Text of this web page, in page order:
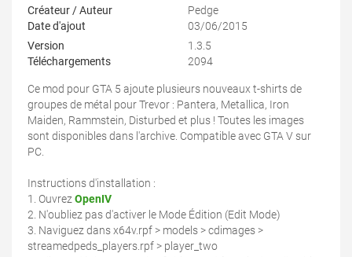
Créateur / Auteur
Pedge
Date d'ajout
03/06/2015
Version
1.3.5
Téléchargements
2094
Ce mod pour GTA 5 ajoute plusieurs nouveaux t-shirts de
groupes de métal pour Trevor : Pantera, Metallica, Iron
Maiden, Rammstein, Disturbed et plus ! Toutes les images
sont disponibles dans l'archive. Compatible avec GTA V sur
PC.
Instructions d'installation :
1. Ouvrez OpenIV
2. N'oubliez pas d'activer le Mode Édition (Edit Mode)
3. Naviguez dans x64v.rpf > models > cdimages >
streamedpeds_players.rpf > player_two